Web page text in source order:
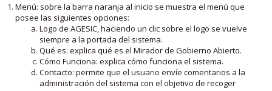
Menú: sobre la barra naranja al inicio se muestra el menú que
posee las siguientes opciones:
Logo de AGESIC, haciendo un clic sobre el logo se vuelve
siempre a la portada del sistema.
Qué es: explica qué es el Mirador de Gobierno Abierto.
Cómo Funciona: explica cómo funciona el sistema.
Contacto: permite que el usuario envíe comentarios a la
administración del sistema con el objetivo de recoger